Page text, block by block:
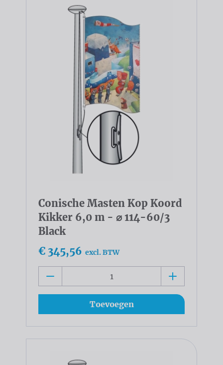
Conische Masten Kop Koord
Kikker 6,0 m - ⌀ 114-60/3
Black
€ 345,56 excl. BTW
Toevoegen